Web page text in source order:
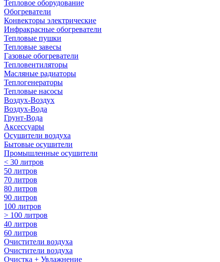
Тепловое оборудование
Обогреватели
Конвекторы электрические
Инфракрасные обогреватели
Тепловые пушки
Тепловые завесы
Газовые обогреватели
Тепловентиляторы
Масляные радиаторы
Теплогенераторы
Тепловые насосы
Воздух-Воздух
Воздух-Вода
Грунт-Вода
Аксессуары
Осушители воздуха
Бытовые осушители
Промышленные осушители
< 30 литров
50 литров
70 литров
80 литров
90 литров
100 литров
> 100 литров
40 литров
60 литров
Очистители воздуха
Очистители воздуха
Очистка + Увлажнение